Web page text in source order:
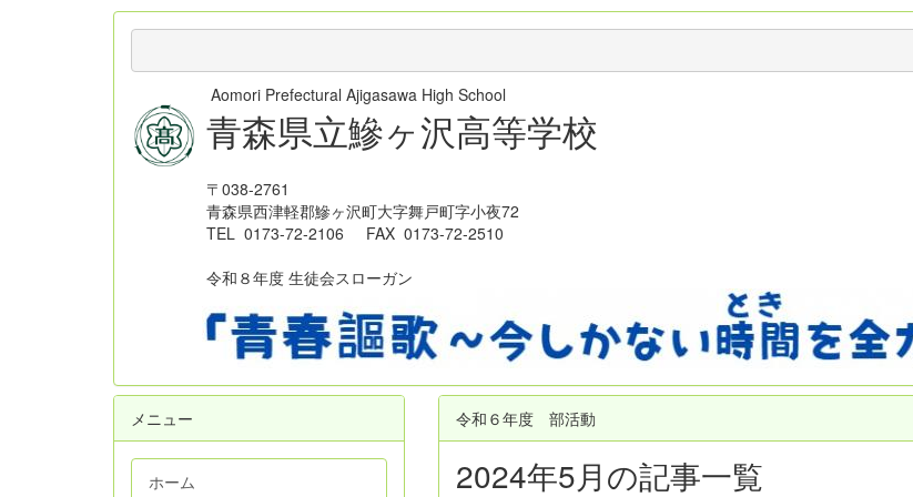
Aomori Prefectural Ajigasawa High School
青森県立鰺ヶ沢高等学校
〒038-2761
青森県西津軽郡鰺ヶ沢町大字舞戸町字小夜72
TEL 0173-72-2106 FAX 0173-72-2510
令和８年度 生徒会スローガン
令和６年度 部活動
2024年5月の記事一覧
メニュー
ホーム